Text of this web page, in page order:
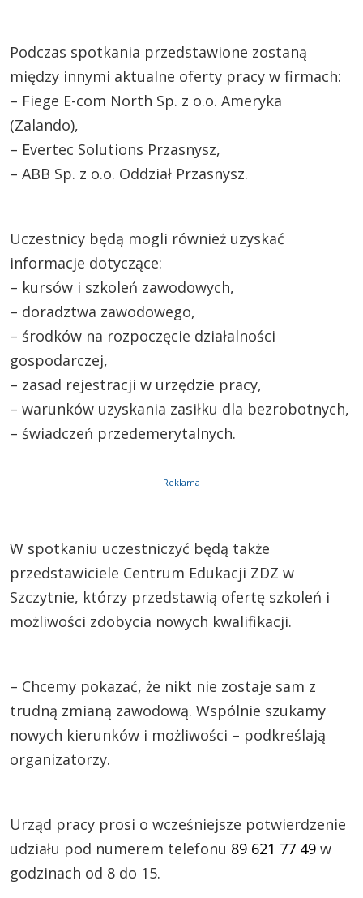
Podczas spotkania przedstawione zostaną
między innymi aktualne oferty pracy w firmach:
– Fiege E-com North Sp. z o.o. Ameryka
(Zalando),
– Evertec Solutions Przasnysz,
– ABB Sp. z o.o. Oddział Przasnysz.
Uczestnicy będą mogli również uzyskać
informacje dotyczące:
– kursów i szkoleń zawodowych,
– doradztwa zawodowego,
– środków na rozpoczęcie działalności
gospodarczej,
– zasad rejestracji w urzędzie pracy,
– warunków uzyskania zasiłku dla bezrobotnych,
– świadczeń przedemerytalnych.
Reklama
W spotkaniu uczestniczyć będą także
przedstawiciele Centrum Edukacji ZDZ w
Szczytnie, którzy przedstawią ofertę szkoleń i
możliwości zdobycia nowych kwalifikacji.
– Chcemy pokazać, że nikt nie zostaje sam z
trudną zmianą zawodową. Wspólnie szukamy
nowych kierunków i możliwości – podkreślają
organizatorzy.
Urząd pracy prosi o wcześniejsze potwierdzenie
udziału pod numerem telefonu 89 621 77 49 w
godzinach od 8 do 15.